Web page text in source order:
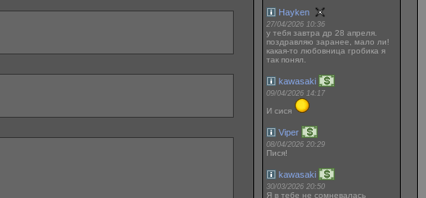
Hayken
27/04/2026 10:36
у тебя завтра др 28 апреля.
поздравляю заранее, мало ли!
какая-то любовница гробика я
так понял.
kawasaki
09/04/2026 14:17
И сися
Viper
08/04/2026 20:29
Пися!
kawasaki
30/03/2026 20:50
Я в тебе не сомневалась